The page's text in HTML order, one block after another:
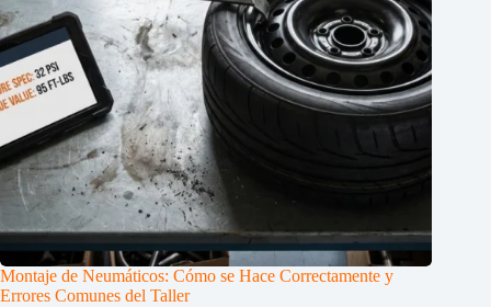
Montaje de Neumáticos: Cómo se Hace Correctamente y
Errores Comunes del Taller